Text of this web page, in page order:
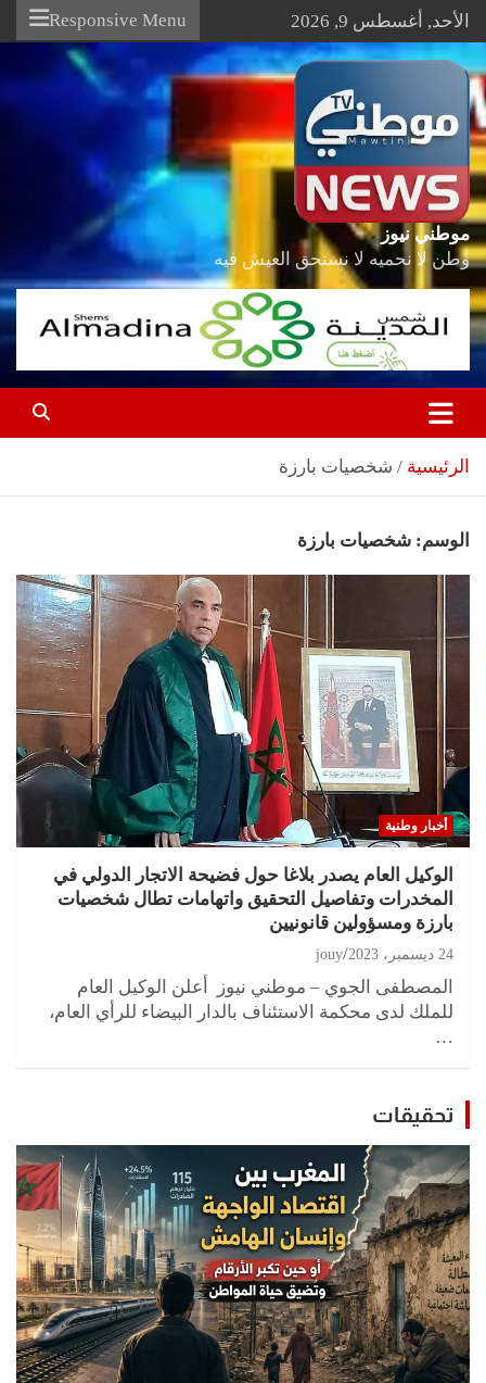
Skip
content
الأحد, أغسطس 9, 2026 Responsive Menu
موطني نيوز
وطن لا نحميه لا نستحق العيش فيه
الرئيسية شخصيات بارزة
الوسم: شخصيات بارزة
أخبار وطنية
الوكيل العام يصدر بلاغا حول فضيحة الاتجار الدولي في
المخدرات وتفاصيل التحقيق واتهامات تطال شخصيات
بارزة ومسؤولين قانونيين
24 ديسمبر، 2023 jouy
المصطفى الجوي – موطني نيوز أعلن الوكيل العام
للملك لدى محكمة الاستئناف بالدار البيضاء للرأي العام،
…
تحقيقات